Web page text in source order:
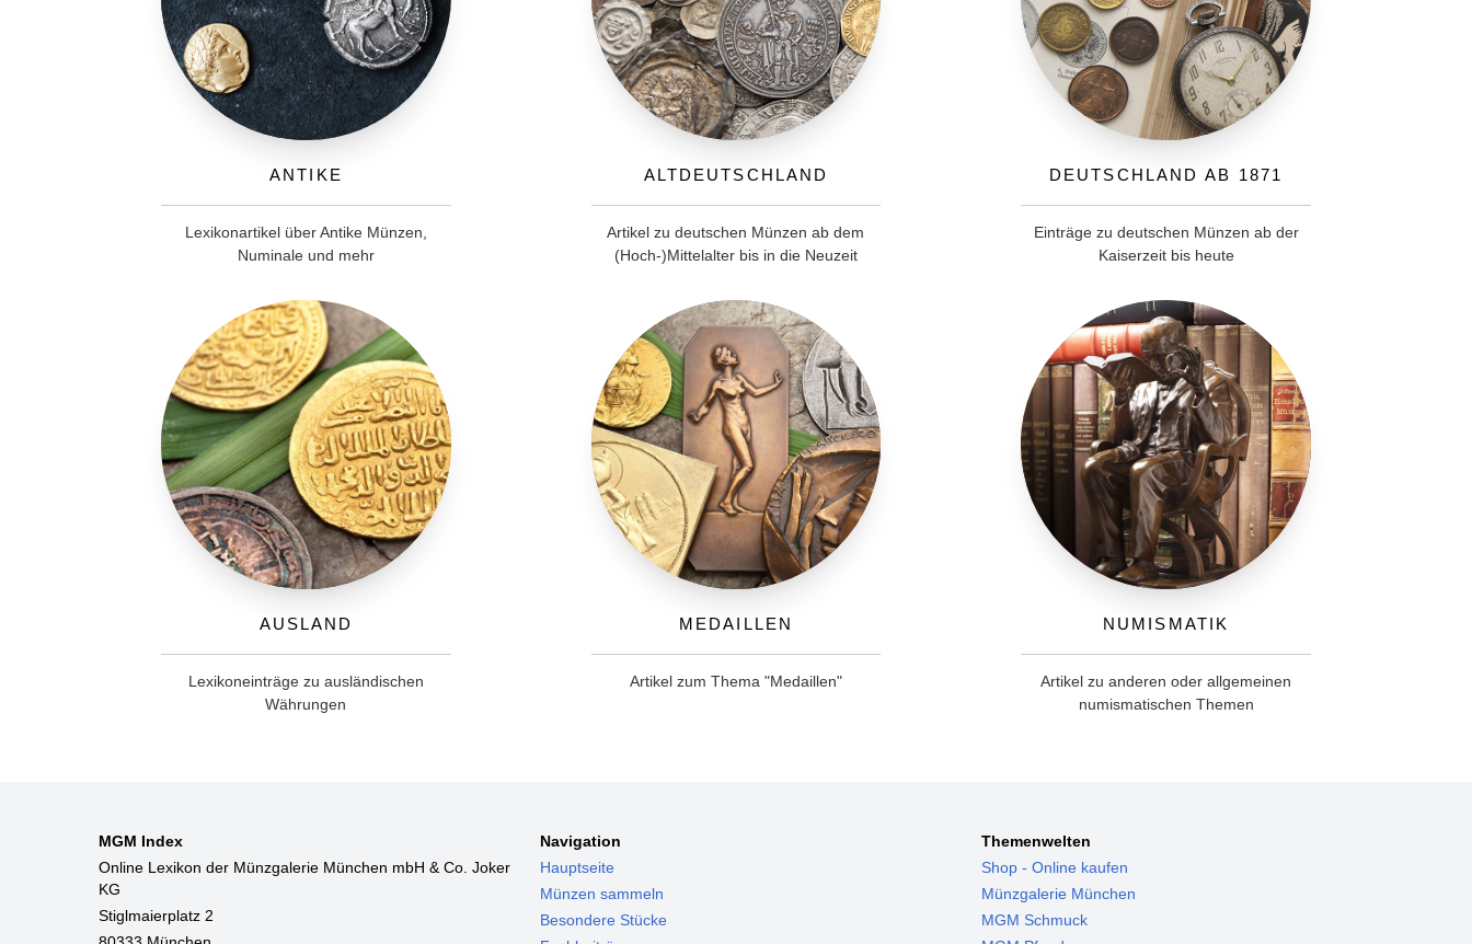
Antike
Lexikonartikel über Antike Münzen,
Numinale und mehr
Altdeutschland
Artikel zu deutschen Münzen ab dem
(Hoch-)Mittelalter bis in die Neuzeit
Deutschland ab 1871
Einträge zu deutschen Münzen ab der
Kaiserzeit bis heute
Ausland
Lexikoneinträge zu ausländischen
Währungen
Medaillen
Artikel zum Thema "Medaillen"
Numismatik
Artikel zu anderen oder allgemeinen
numismatischen Themen
MGM Index
Online Lexikon der Münzgalerie München mbH & Co. Joker
KG
Stiglmaierplatz 2
Navigation
Hauptseite
Münzen sammeln
Besondere Stücke
Themenwelten
Shop - Online kaufen
Münzgalerie München
MGM Schmuck